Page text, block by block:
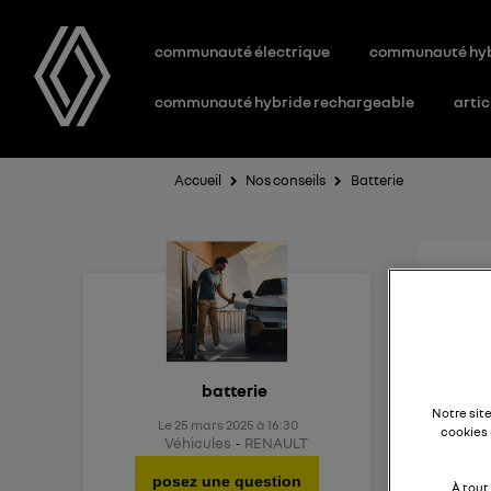
communauté électrique communauté
communauté hybride rechargeable
Accueil Nos conseils Batterie
batterie
Le 25 mars 2025 à 16:30
Véhicules RENAULT
posez une question
Notre
cookies
À tout